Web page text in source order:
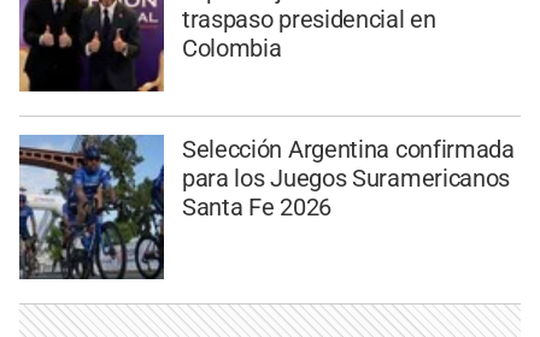
traspaso presidencial en
Colombia
Selección Argentina confirmada
para los Juegos Suramericanos
Santa Fe 2026